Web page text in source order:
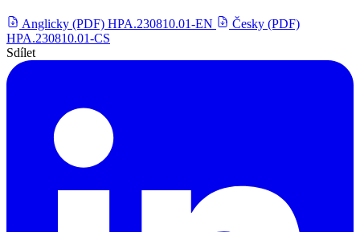
Anglicky (PDF) HPA.230810.01-EN
Česky (PDF)
HPA.230810.01-CS
Sdílet